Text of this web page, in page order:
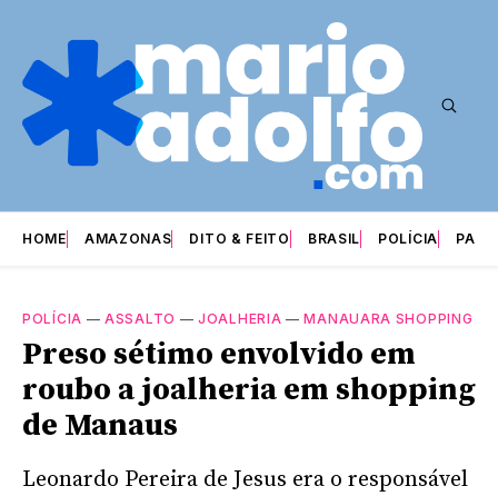
HOME AMAZONAS DITO & FEITO BRASIL POLÍCIA
POLÍCIA —ASSALTO —JOALHERIA —MANAUARA SHOPPING
Preso sétimo envolvido em
roubo a joalheria em shopping
de Manaus
Leonardo Pereira de Jesus era o responsável